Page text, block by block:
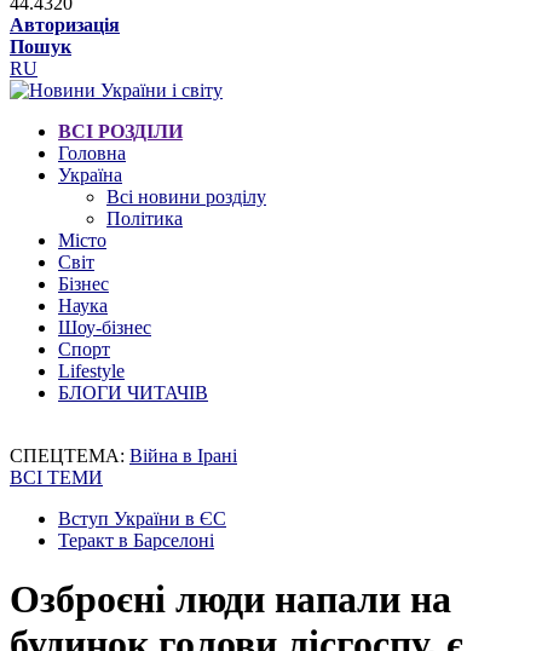
Авторизація
Пошук
RU
ВСІ РОЗДІЛИ
Головна
Україна
Всі новини розділу
Політика
Місто
Світ
Бізнес
Наука
Шоу-бізнес
Спорт
Lifestyle
БЛОГИ ЧИТАЧІВ
СПЕЦТЕМА: Війна в Ірані
ВСІ ТЕМИ
Вступ України в ЄС
Теракт в Барселоні
Озброєні люди напали на